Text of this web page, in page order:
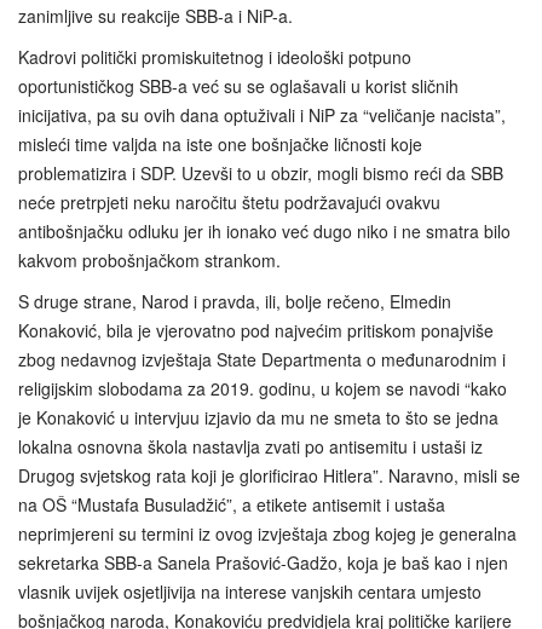
zanimljive su reakcije SBB-a i NiP-a.
Kadrovi politički promiskuitetnog i ideološki potpuno
oportunističkog SBB-a već su se oglašavali u korist sličnih
inicijativa, pa su ovih dana optuživali i NiP za “veličanje nacista”,
misleći time valjda na iste one bošnjačke ličnosti koje
problematizira i SDP. Uzevši to u obzir, mogli bismo reći da SBB
neće pretrpjeti neku naročitu štetu podržavajući ovakvu
antibošnjačku odluku jer ih ionako već dugo niko i ne smatra bilo
kakvom probošnjačkom strankom.
S druge strane, Narod i pravda, ili, bolje rečeno, Elmedin
Konaković, bila je vjerovatno pod najvećim pritiskom ponajviše
zbog nedavnog izvještaja State Departmenta o međunarodnim i
religijskim slobodama za 2019. godinu, u kojem se navodi “kako
je Konaković u intervjuu izjavio da mu ne smeta to što se jedna
lokalna osnovna škola nastavlja zvati po antisemitu i ustaši iz
Drugog svjetskog rata koji je glorificirao Hitlera”. Naravno, misli se
na OŠ “Mustafa Busuladžić”, a etikete antisemit i ustaša
neprimjereni su termini iz ovog izvještaja zbog kojeg je generalna
sekretarka SBB-a Sanela Prašović-Gadžo, koja je baš kao i njen
vlasnik uvijek osjetljivija na interese vanjskih centara umjesto
bošnjačkog naroda, Konakoviću predvidjela kraj političke karijere